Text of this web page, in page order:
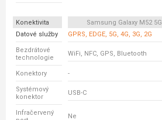
Konektivita Samsung Galaxy M52 5G
Datové služby
GPRS, EDGE, 5G, 4G, 3G, 2G
Bezdrátové
technologie
WiFi, NFC, GPS, Bluetooth
Konektory -
Systémový
konektor
USB-C
Infračervený
Ne